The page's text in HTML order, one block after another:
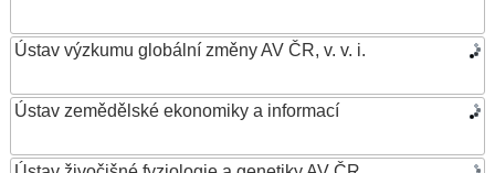
Ústav výzkumu globální změny AV ČR, v. v. i.
Ústav zemědělské ekonomiky a informací